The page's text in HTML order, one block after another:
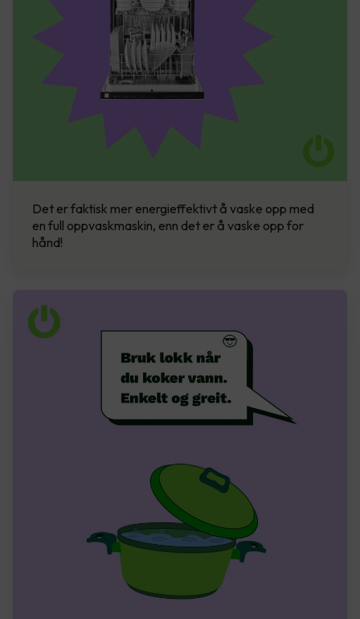
Det er faktisk mer energieffektivt å vaske opp med
en full oppvaskmaskin, enn det er å vaske opp for
hånd!